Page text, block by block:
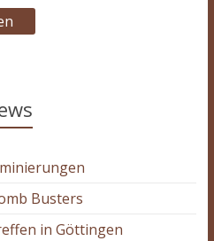
Busters
in Göttingen